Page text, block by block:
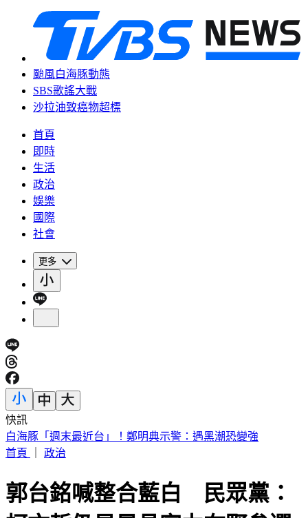
颱風白海豚動態
SBS歌謠大戰
沙拉油致癌物超標
首頁
即時
生活
政治
娛樂
國際
社會
更多
快訊
慈濟被詐10.6億！王必勝嘆「陳時中早示警」：這種都騙人的
首頁
政治
郭台銘喊整合藍白 民眾黨：